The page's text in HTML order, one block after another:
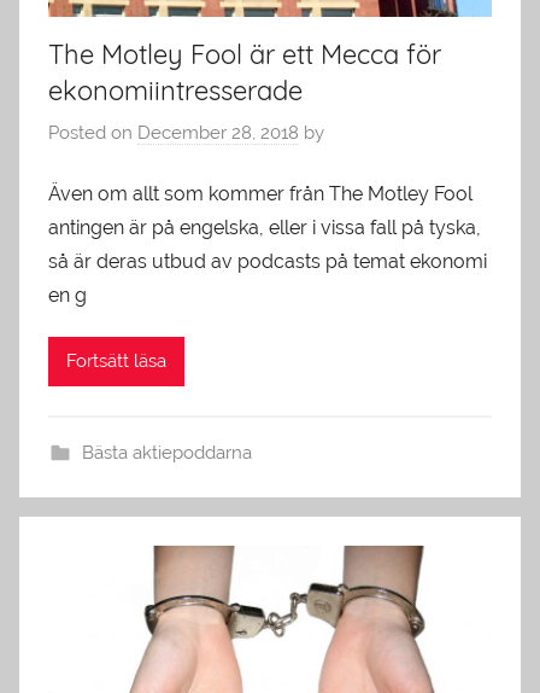
The Motley Fool är ett Mecca för
ekonomiintresserade
Posted on December 28, 2018 by
Även om allt som kommer från The Motley Fool
antingen är på engelska, eller i vissa fall på tyska,
så är deras utbud av podcasts på temat ekonomi
en g
Fortsätt läsa
Bästa aktiepoddarna